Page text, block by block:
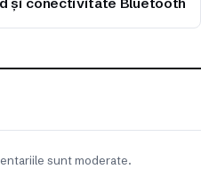
sunt moderate.